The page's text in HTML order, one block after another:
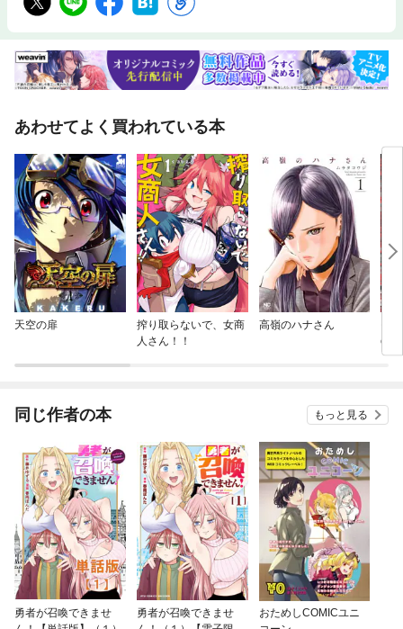
あわせてよく買われている本
天空の扉
搾り取らないで、女商
人さん！！
高嶺のハナさん
ck
同じ作者の本 もっと見る
勇者が召喚できませ
勇者が召喚できませ
おためしCOMICユニ